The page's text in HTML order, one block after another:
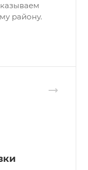
району.